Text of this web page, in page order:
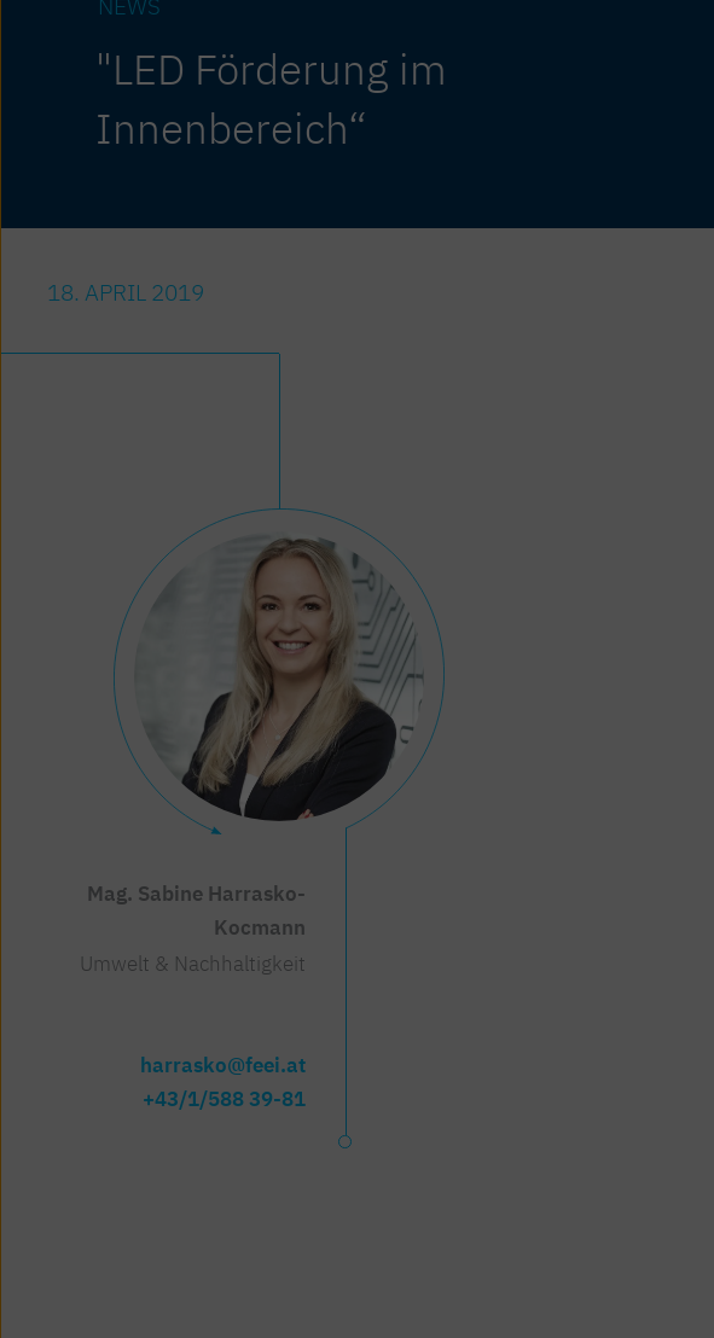
"LED Förderung im
Innenbereich“
18. APRIL 2019
Mag. Sabine Harrasko-
Kocmann
Umwelt & Nachhaltigkeit
harrasko@feei.at
+43/1/588 39-81